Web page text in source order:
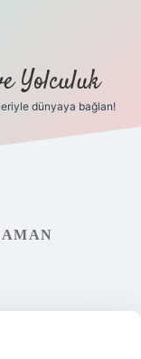
Yolculuk
dünyaya bağlan!